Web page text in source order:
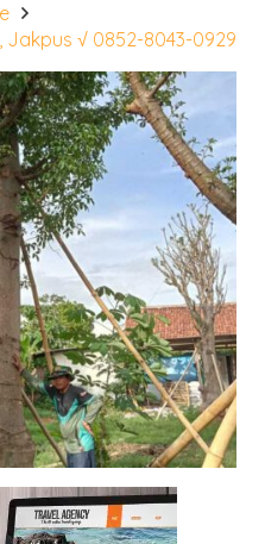
Jakpus √ 0852-8043-0929